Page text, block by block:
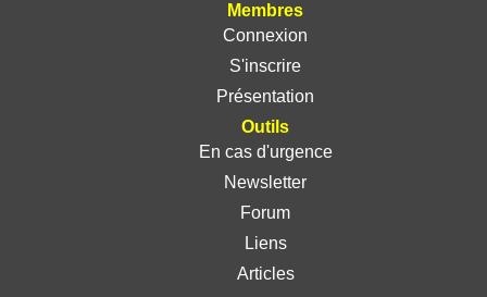
Membres
Connexion
S'inscrire
Présentation
Outils
En cas d'urgence
Newsletter
Forum
Liens
Articles